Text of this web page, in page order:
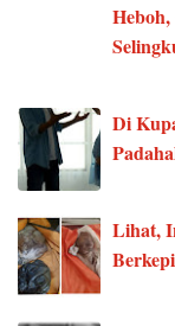
Di
Lihat,